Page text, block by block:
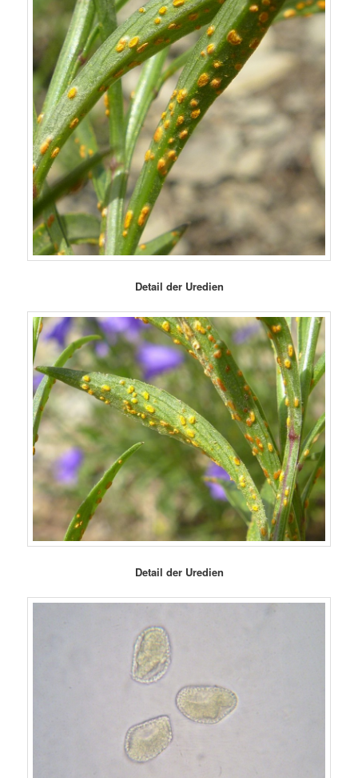
Detail der Uredien
Detail der Uredien